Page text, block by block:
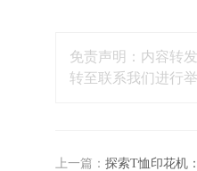
免责声明：内容转
转至联系我们进行
上一篇： 探索T恤印花机